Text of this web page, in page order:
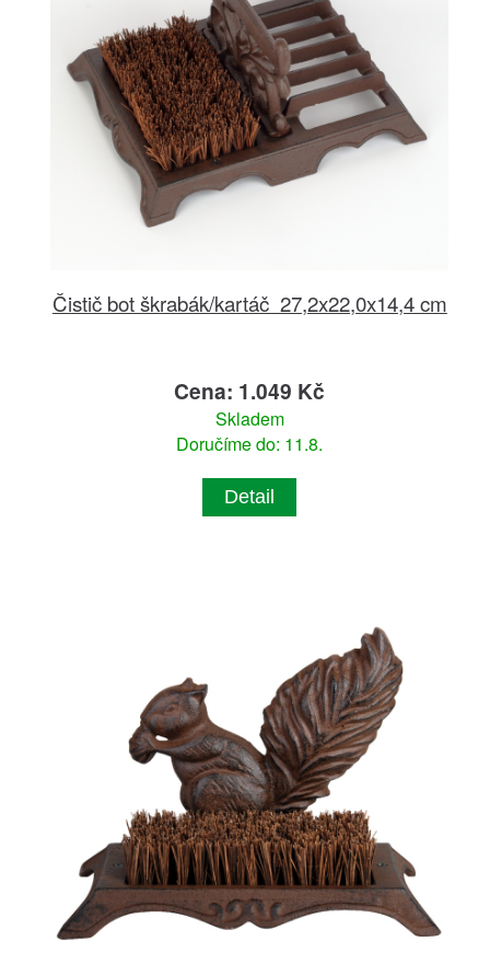
Čistič bot škrabák/kartáč 27,2x22,0x14,4 cm
Cena: 1.049 Kč
Skladem
Doručíme do: 11.8.
Detail